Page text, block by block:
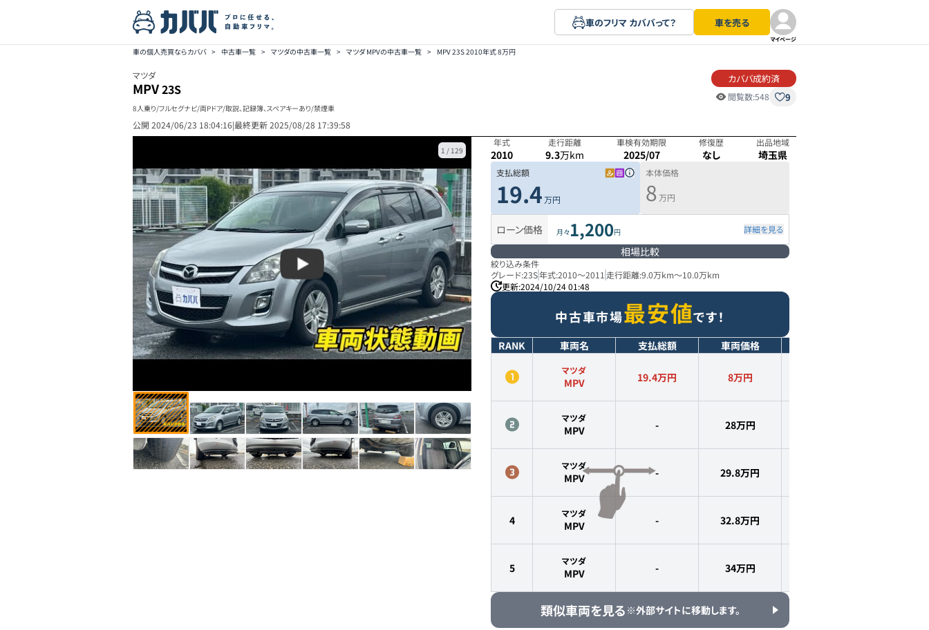
車のフリマ カババって？ 車を売る
マイページ
車の個人売買ならカババ > 中古車一覧 > マツダの中古車一覧 > マツダ MPVの中古車一覧 > MPV 23S 2010年式 8万円
マツダ
MPV23S
8人乗り/フルセグナビ/両Pドア/取説、記録簿、スペアキーあり/禁煙車
カババ成約済
閲覧数:548 9
公開 2024/06/23 18:04:16|最終更新2025/08/28 17:39:58
1 / 129
年式
2010
走行距離
9.3万km
車検有効期限
2025/07
修復歴
なし
出品地域
埼玉県
支払総額
19.4万円
本体価格
8 万円
ローン価格 月々1,200円 詳細を見る
相場比較
絞り込み条件
グレード:23S年式:2010～2011 走行距離:9.0万km～10.0万km
更新:2024/10/24 01:48
中古車市場最安値です！
RANK 車両名 支払総額 車両価格
マツダ
MPV 19.4万円 8万円
マツダ
MPV - 28万円
マツダ
MPV - 29.8万円
4
マツダ
MPV - 32.8万円
5
マツダ
MPV - 34万円
類似車両を見る ※外部サイトに移動します。